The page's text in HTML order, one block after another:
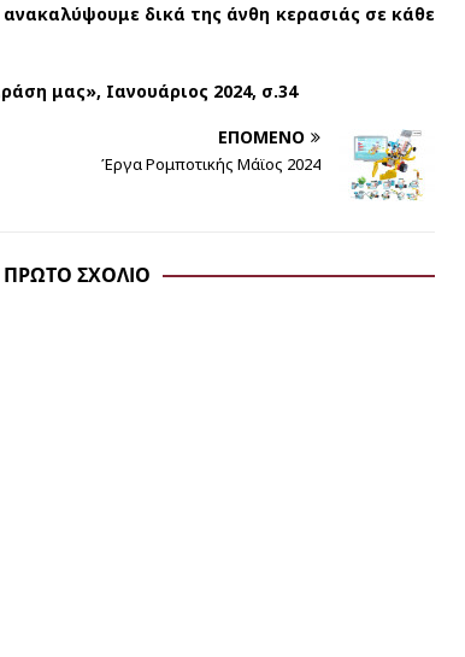
δικά της άνθη κερασιάς σε κάθε
μας», Ιανουάριος 2024, σ.34
ΕΠΌΜΕΝΟ
Έργα Ρομποτικής Μάϊος 2024
ΣΧΌΛΙΟ